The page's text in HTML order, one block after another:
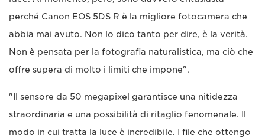
perché Canon EOS 5DS R è la migliore fotocamera che
abbia mai avuto. Non lo dico tanto per dire, è la verità.
Non è pensata per la fotografia naturalistica, ma ciò che
offre supera di molto i limiti che impone".
"Il sensore da 50 megapixel garantisce una nitidezza
straordinaria e una possibilità di ritaglio fenomenale. Il
modo in cui tratta la luce è incredibile. I file che ottengo